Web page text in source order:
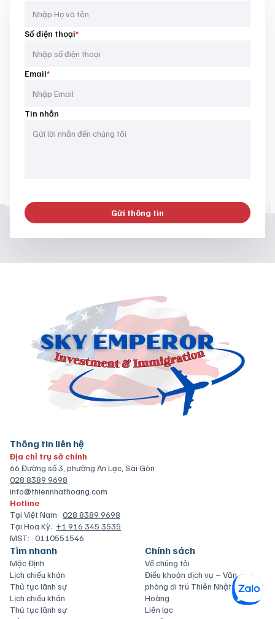
Số điện thoại*
Email*
Tin nhắn
Gửi thông tin
Thông tin liên hệ
Địa chỉ trụ sở chính
66 Đường số 3, phường An Lạc, Sài Gòn
028 8389 9698
info@thiennhathoang.com
Hotline
Tại Việt Nam: 028 8389 9698
Tại Hoa Kỳ: +1 916 345 3535
MST: 0110551546
Tìm nhanh
Mặc Định
Lịch chiếu khán
Thủ tục lãnh sự
Lịch chiếu khán
Thủ tục lãnh sự
Chính sách
Về chúng tôi
Điều khoản dịch vụ – Văn
phòng di trú Thiên Nhật
Hoàng
Liên lạc